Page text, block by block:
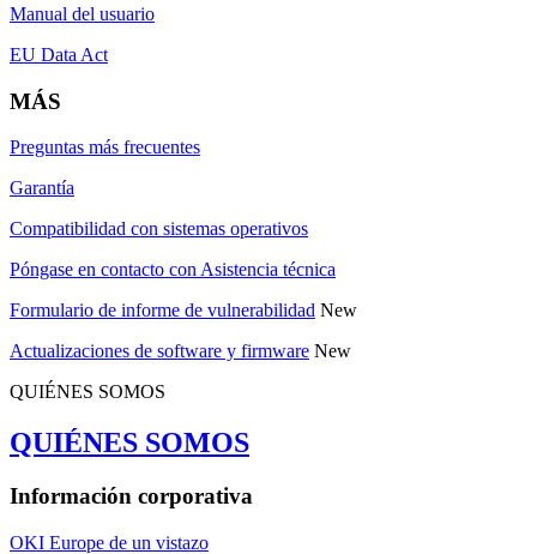
Manual del usuario
EU Data Act
MÁS
Preguntas más frecuentes
Garantía
Compatibilidad con sistemas operativos
Póngase en contacto con Asistencia técnica
Formulario de informe de vulnerabilidad New
Actualizaciones de software y firmware New
QUIÉNES SOMOS
QUIÉNES SOMOS
Información corporativa
OKI Europe de un vistazo